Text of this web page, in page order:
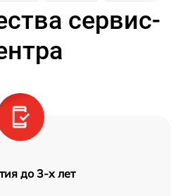
сервис-
до 3-х лет